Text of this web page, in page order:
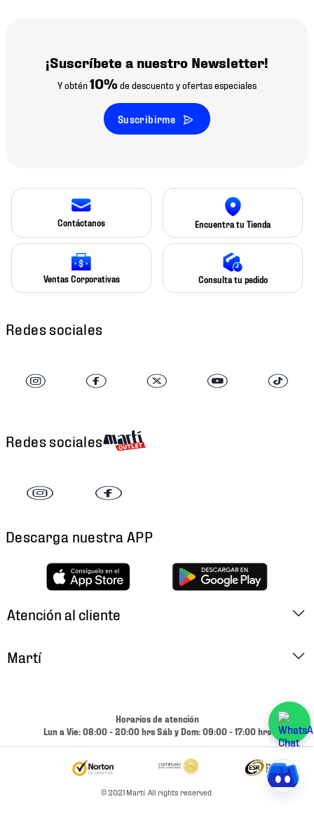
¡Suscríbete a nuestro Newsletter!
Y obtén10% de descuento y ofertas especiales
Suscribirme
Contáctanos Encuentra tu Tienda
Ventas Corporativas Consulta tu pedido
Redes sociales
Redes sociales
Descarga nuestra APP
Atención al cliente
Cambios y Devoluciones
Condiciones de Entrega
Martí
Términos y Condiciones
Horarios de atención
Lun a Vie: 08:00 - 20:00 hrs Sáb y Dom: 09:00 - 17:00 hrs
© 2021 Martí. All rights reserved.